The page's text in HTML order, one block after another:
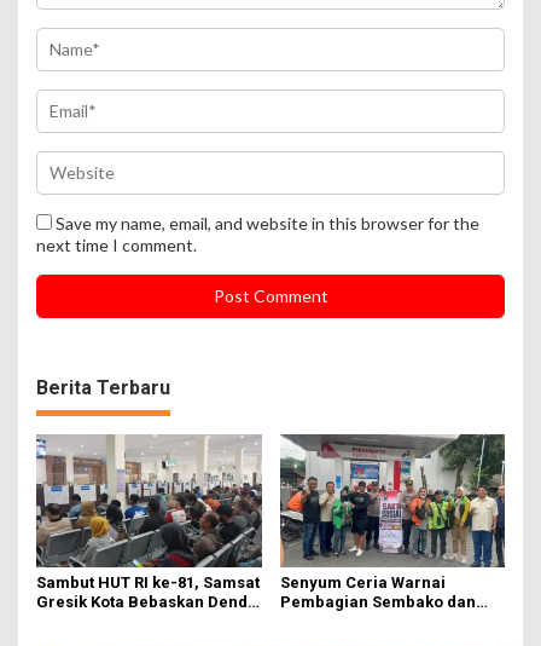
Save my name, email, and website in this browser for the
next time I comment.
Berita Terbaru
Sambut HUT RI ke-81, Samsat
Gresik Kota Bebaskan Denda
Senyum Ceria Warnai
Pembagian Sembako dan